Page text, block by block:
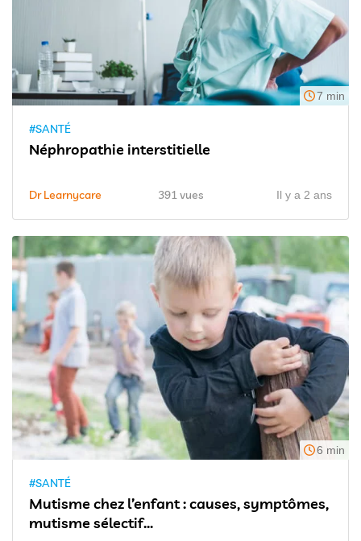
7 min
#SANTÉ
Néphropathie interstitielle
Dr Learnycare 391 vues Il y a 2 ans
6 min
#SANTÉ
Mutisme chez l’enfant : causes, symptômes,
mutisme sélectif...